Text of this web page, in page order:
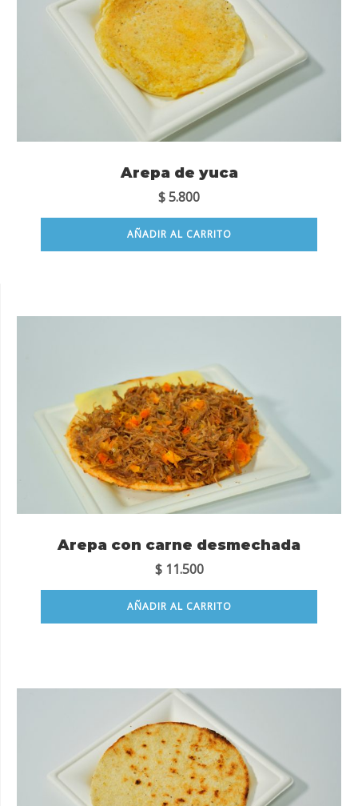
Arepa de yuca
$5.800
AÑADIR AL CARRITO
Arepa con carne desmechada
$11.500
AÑADIR AL CARRITO